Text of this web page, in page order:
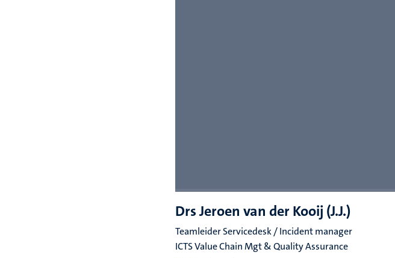
Drs Jeroen van der Kooij (J.J.)
Teamleider Servicedesk / Incident manager
ICTS Value Chain Mgt & Quality Assurance